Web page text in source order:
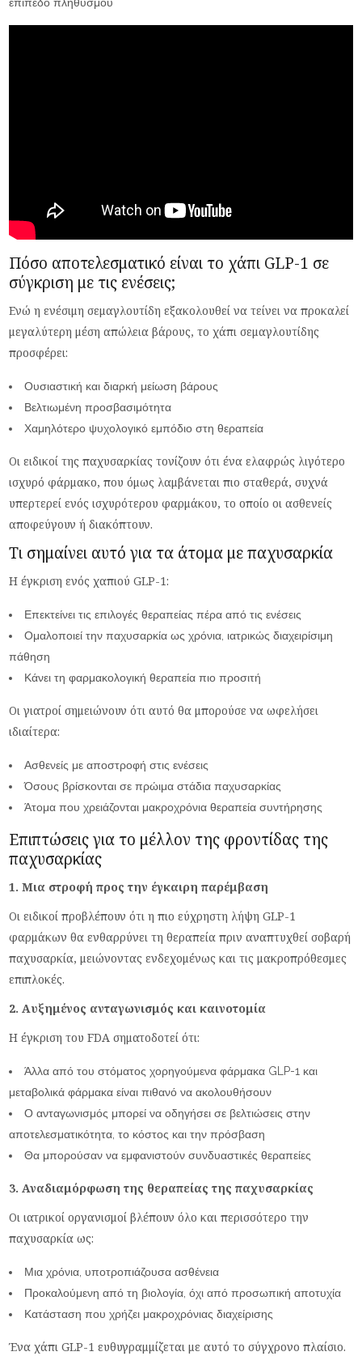
Πόσο αποτελεσματικό είναι το χάπι GLP-1 σε
σύγκριση με τις ενέσεις;
Ενώ η ενέσιμη σεμαγλουτίδη εξακολουθεί να τείνει να προκαλεί
μεγαλύτερη μέση απώλεια βάρους, το χάπι σεμαγλουτίδης
προσφέρει:
Ουσιαστική και διαρκή μείωση βάρους
Βελτιωμένη προσβασιμότητα
Χαμηλότερο ψυχολογικό εμπόδιο στη θεραπεία
Οι ειδικοί της παχυσαρκίας τονίζουν ότι ένα ελαφρώς λιγότερο
ισχυρό φάρμακο, που όμως λαμβάνεται πιο σταθερά, συχνά
υπερτερεί ενός ισχυρότερου φαρμάκου, το οποίο οι ασθενείς
αποφεύγουν ή διακόπτουν.
Τι σημαίνει αυτό για τα άτομα με παχυσαρκία
Η έγκριση ενός χαπιού GLP-1:
Επεκτείνει τις επιλογές θεραπείας πέρα από τις ενέσεις
Ομαλοποιεί την παχυσαρκία ως χρόνια, ιατρικώς διαχειρίσιμη
πάθηση
Κάνει τη φαρμακολογική θεραπεία πιο προσιτή
Οι γιατροί σημειώνουν ότι αυτό θα μπορούσε να ωφελήσει
ιδιαίτερα:
Ασθενείς με αποστροφή στις ενέσεις
Όσους βρίσκονται σε πρώιμα στάδια παχυσαρκίας
Άτομα που χρειάζονται μακροχρόνια θεραπεία συντήρησης
Επιπτώσεις για το μέλλον της φροντίδας της
παχυσαρκίας
1. Μια στροφή προς την έγκαιρη παρέμβαση
Οι ειδικοί προβλέπουν ότι η πιο εύχρηστη λήψη GLP-1
φαρμάκων θα ενθαρρύνει τη θεραπεία πριν αναπτυχθεί σοβαρή
παχυσαρκία, μειώνοντας ενδεχομένως και τις μακροπρόθεσμες
επιπλοκές.
2. Αυξημένος ανταγωνισμός και καινοτομία
Η έγκριση του FDA σηματοδοτεί ότι:
Άλλα από του στόματος χορηγούμενα φάρμακα GLP-1 και
μεταβολικά φάρμακα είναι πιθανό να ακολουθήσουν
Ο ανταγωνισμός μπορεί να οδηγήσει σε βελτιώσεις στην
αποτελεσματικότητα, το κόστος και την πρόσβαση
Θα μπορούσαν να εμφανιστούν συνδυαστικές θεραπείες
3. Αναδιαμόρφωση της θεραπείας της παχυσαρκίας
Οι ιατρικοί οργανισμοί βλέπουν όλο και περισσότερο την
παχυσαρκία ως:
Μια χρόνια, υποτροπιάζουσα ασθένεια
Προκαλούμενη από τη βιολογία, όχι από προσωπική αποτυχία
Κατάσταση που χρήζει μακροχρόνιας διαχείρισης
Ένα χάπι GLP-1 ευθυγραμμίζεται με αυτό το σύγχρονο πλαίσιο.